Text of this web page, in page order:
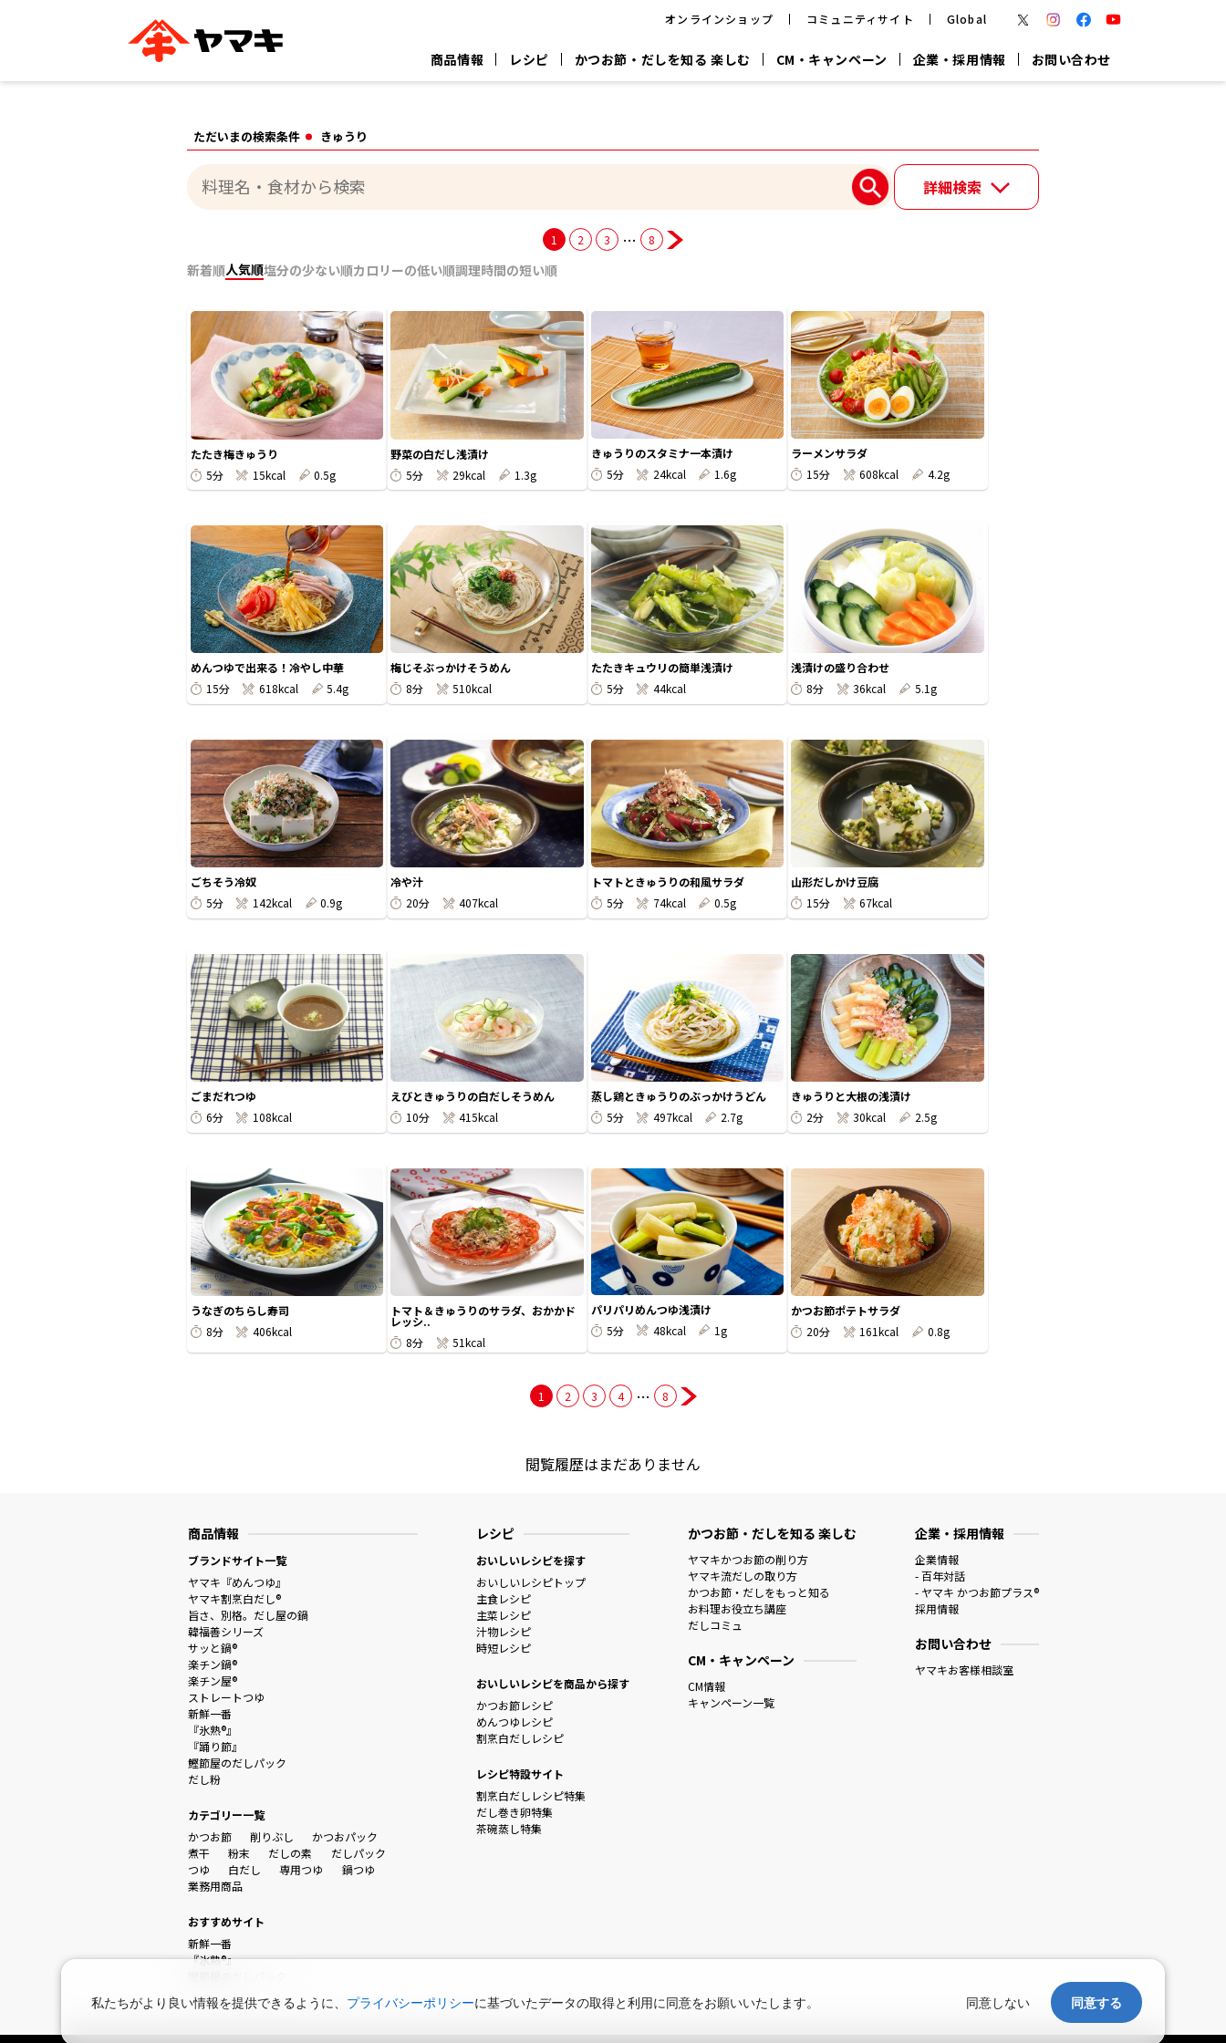
オンラインショップ コミュニティサイト Global
商品情報 レシピ かつお節・だしを知る 楽しむ CM・キャンペーン 企業・採用情報 お問い合わせ
ヤマキ
『めんつゆ』
ヤマキ
割烹白だし®
だし屋の鍋
だし粉
カテゴリー別
削りぶし かつおパック 煮干 粉末 だしの素 だしパック つゆ 白だし 専用調味料 鍋つゆ
おいしいレシピTOP
汁物レシピ
ヤマキの
割烹白だし
ジョブリターン制
ただいまの検索条件 きゅうり
詳細検索
1 2 3 … 8
新着順人気順塩分の少ない順カロリーの低い順調理時間の短い順
たたき梅きゅうり
5分
15kcal 0.5g
野菜の白だし浅漬け
5分
29kcal 1.3g
きゅうりのスタミナ一本漬け
5分
24kcal 1.6g
ラーメンサラダ
15分
608kcal 4.2g
めんつゆで出来る！冷やし中華
15分
618kcal 5.4g
梅じそぶっかけそうめん
8分
510kcal
たたきキュウリの簡単浅漬け
5分
44kcal
浅漬けの盛り合わせ
8分
36kcal 5.1g
ごちそう冷奴
5分
142kcal 0.9g
冷や汁
20分
407kcal
トマトときゅうりの和風サラダ
5分
74kcal 0.5g
山形だしかけ豆腐
15分
67kcal
ごまだれつゆ
6分
108kcal
えびときゅうりの白だしそうめん
10分
415kcal
蒸し鶏ときゅうりのぶっかけうどん
5分
497kcal 2.7g
きゅうりと大根の浅漬け
2分
30kcal 2.5g
うなぎのちらし寿司
8分
406kcal
トマト＆きゅうりのサラダ、おかかド
レッシ..
8分
51kcal
パリパリめんつゆ浅漬け
5分
48kcal 1g
かつお節ポテトサラダ
20分
161kcal 0.8g
1 2 3 4 … 8
閲覧履歴はまだありません
商品情報
ブランドサイト一覧
ヤマキ『めんつゆ』
ヤマキ割烹白だし®
旨さ、別格。だし屋の鍋
韓福善シリーズ
サッと鍋®
楽チン鍋®
楽チン屋®
ストレートつゆ
新鮮一番
『氷熟®』
『踊り節』
鰹節屋のだしパック
だし粉
カテゴリー一覧
かつお節
削りぶし
かつおパック
煮干
粉末 だしの素
だしパック
つゆ
白だし 専用つゆ
鍋つゆ
業務用商品
おすすめサイト
新鮮一番
『氷熟®』
レシピ
おいしいレシピを探す
おいしいレシピトップ
主食レシピ
主菜レシピ
汁物レシピ
時短レシピ
おいしいレシピを商品から探す
かつお節レシピ
めんつゆレシピ
割烹白だしレシピ
レシピ特設サイト
割烹白だしレシピ特集
だし巻き卵特集
茶碗蒸し特集
かつお節・だしを知る 楽しむ
ヤマキかつお節の削り方
ヤマキ流だしの取り方
かつお節・だしをもっと知る
お料理お役立ち講座
だしコミュ
CM・キャンペーン
CM情報
キャンペーン一覧
企業・採用情報
企業情報
- 百年対話
- ヤマキ かつお節プラス®
採用情報
お問い合わせ
ヤマキお客様相談室
私たちがより良い情報を提供できるように、 プライバシーポリシーに基づいたデータの取得と利用に同意をお願いいたします。 同意しない 同意する